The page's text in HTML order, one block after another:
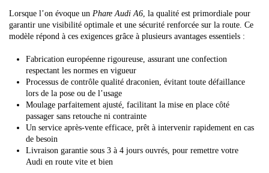
Lorsque l’on évoque un Phare Audi A6 , la qualité est primordiale pour
garantir une visibilité optimale et une sécurité renforcée sur la route. Ce
modèle répond à ces exigences grâce à plusieurs avantages essentiels :
Fabrication européenne rigoureuse, assurant une confection
respectant les normes en vigueur
Processus de contrôle qualité draconien, évitant toute défaillance
lors de la pose ou de l’usage
Moulage parfaitement ajusté, facilitant la mise en place côté
passager sans retouche ni contrainte
Un service après-vente efficace, prêt à intervenir rapidement en cas
de besoin
Livraison garantie sous 3 à 4 jours ouvrés, pour remettre votre
Audi en route vite et bien